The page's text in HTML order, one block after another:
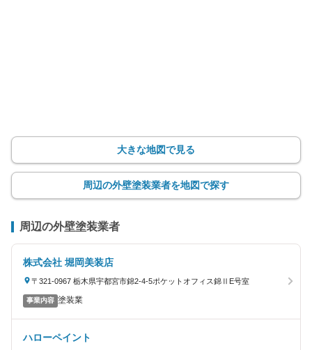
大きな地図で見る
周辺の外壁塗装業者を地図で探す
周辺の外壁塗装業者
株式会社 堀岡美装店
〒321-0967 栃木県宇都宮市錦2-4-5ポケットオフィス錦ⅡE号室
事業内容 塗装業
ハローペイント